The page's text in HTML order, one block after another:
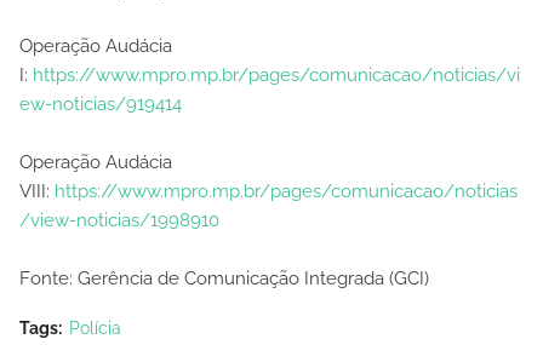
Operação Audácia
I: https://www.mpro.mp.br/pages/comunicacao/noticias/vi
ew-noticias/919414
Operação Audácia
VIII: https://www.mpro.mp.br/pages/comunicacao/noticias
/view-noticias/1998910
Fonte: Gerência de Comunicação Integrada (GCI)
Tags: Polícia